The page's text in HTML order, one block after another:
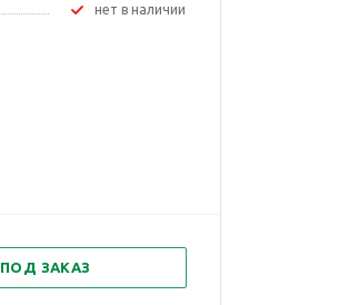
Нет в наличии
ПОД ЗАКАЗ